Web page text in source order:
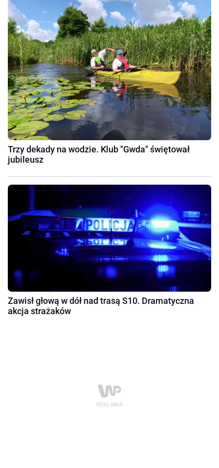
Trzy dekady na wodzie. Klub "Gwda" świętował
jubileusz
Zawisł głową w dół nad trasą S10. Dramatyczna
akcja strażaków